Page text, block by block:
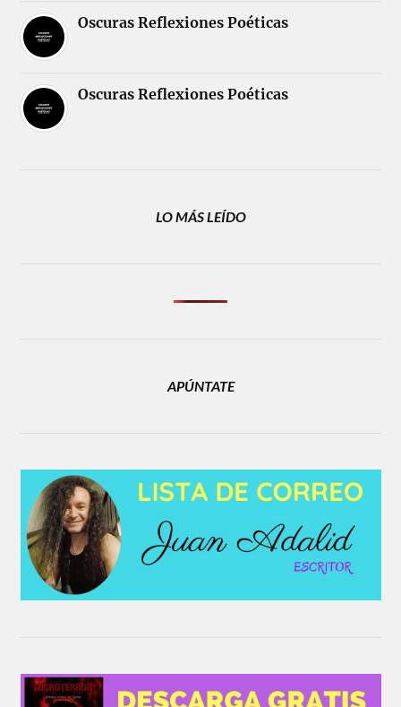
Oscuras Reflexiones Poéticas
Oscuras Reflexiones Poéticas
LO MÁS LEÍDO
APÚNTATE